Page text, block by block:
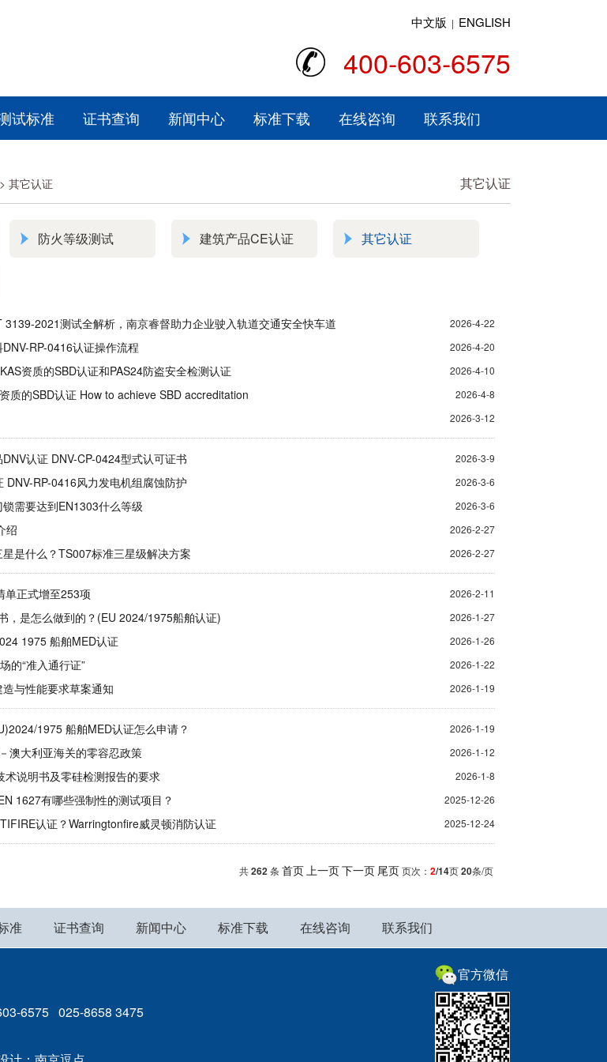
中文版 | ENGLISH
400-603-6575
试标准 证书查询 新闻中心 标准下载 在线咨询 联系我们
其它认证 其它认证
防火等级测试 建筑产品CE认证 其它认证
2026-4-22
3139-2021测试全解析，南京睿督助力企业驶入轨道交通安全快车道
2026-4-20
RP-0416认证操作流程
2026-4-10
资质的SBD认证和PAS24防盗安全检测认证
2026-4-8
质的SBD认证 How to achieve SBD accreditation
2026-3-12
2026-3-9
认证 DNV-CP-0424型式认可证书
2026-3-6
DNV-RP-0416风力发电机组腐蚀防护
2026-3-6
需要达到EN1303什么等级
2026-2-27
绍
2026-2-27
是什么？TS007标准三星级解决方案
2026-2-11
单正式增至253项
2026-1-27
，是怎么做到的？(EU 2024/1975船舶认证)
2026-1-26
1975 船舶MED认证
2026-1-22
的“准入通行证”
2026-1-19
与性能要求草案通知
2026-1-19
1975 船舶MED认证怎么申请？
2026-1-12
澳大利亚海关的零容忍政策
2026-1-8
说明书及零硅检测报告的要求
2025-12-26
1627有哪些强制性的测试项目？
2025-12-24
认证？Warringtonfire威灵顿消防认证
共262条 首页上一页下一页 尾页页次： 2/14页20条/页
准 证书查询 新闻中心 标准下载 在线咨询 联系我们
6575 025-8658 3475
官方微信